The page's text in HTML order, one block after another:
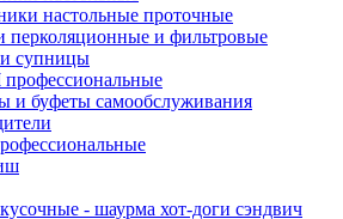
настольные проточные
перколяционные и фильтровые
супницы
и буфеты самообслуживания